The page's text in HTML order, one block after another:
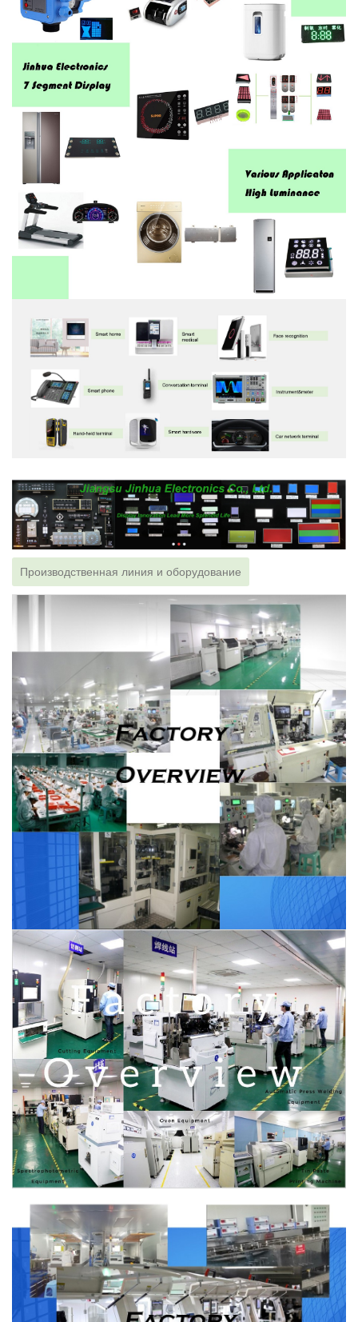
Производственная линия и оборудование